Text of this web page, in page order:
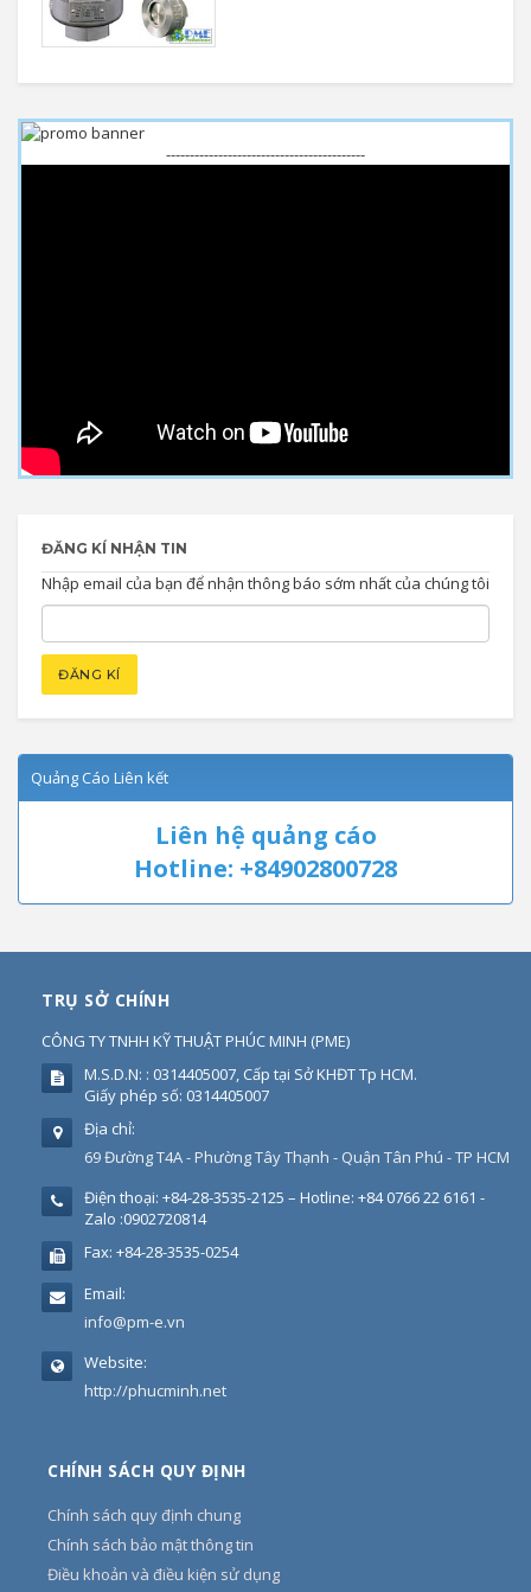
------------------------------------------
ĐĂNG KÍ NHẬN TIN
Nhập email của bạn để nhận thông báo sớm nhất của chúng tôi
Quảng Cáo Liên kết
Liên hệ quảng cáo
Hotline: +84902800728
TRỤ SỞ CHÍNH
CÔNG TY TNHH KỸ THUẬT PHÚC MINH (PME)
M.S.D.N: : 0314405007, Cấp tại Sở KHĐT Tp HCM.
Giấy phép số: 0314405007
Địa chỉ:
69 Đường T4A - Phường Tây Thạnh - Quận Tân Phú - TP HCM
Điện thoại: +84-28-3535-2125 – Hotline: +84 0766 22 6161 -
Zalo :0902720814
Fax: +84-28-3535-0254
Email:
info@pm-e.vn
Website:
http://phucminh.net
CHÍNH SÁCH QUY ĐỊNH
Chính sách quy định chung
Chính sách bảo mật thông tin
Điều khoản và điều kiện sử dụng